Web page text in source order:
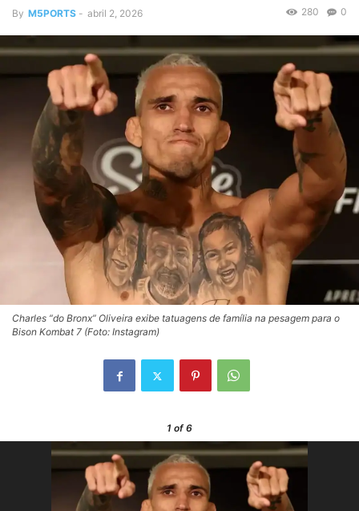
By M5PORTS - abril 2, 2026 0
280
Charles “do Bronx” Oliveira exibe tatuagens de família na pesagem para o
Bison Kombat 7 (Foto: Instagram)
1 of 6